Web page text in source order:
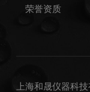
荣誉资质
上海和晟仪器科